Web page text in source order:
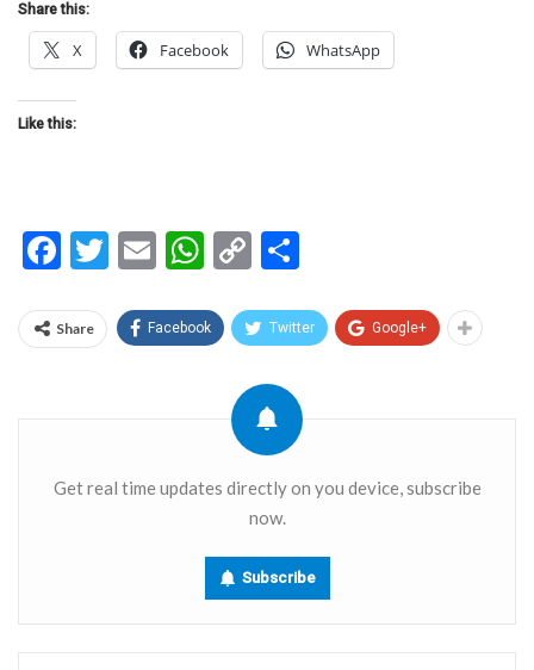
Share this:
X Facebook WhatsApp
Like this:
Facebook
Twitter
EmailWhatsApp
Copy
Share Facebook Twitter Google+
Get real time updates directly on you device, subscribe
now.
Subscribe